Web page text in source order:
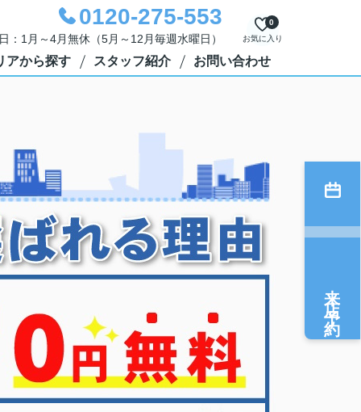
0120-275-553
1月～4月無休（5月～12月毎週水曜日） お気に入り
0
アから探す スタッフ紹介 お問い合わせ
来店予約